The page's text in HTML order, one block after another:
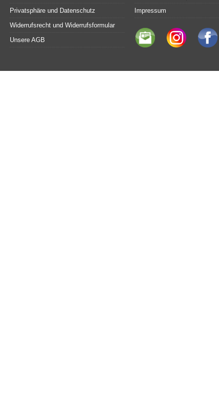
Privatsphäre und Datenschutz
Widerrufsrecht und Widerrufsformular
Unsere AGB
Impressum